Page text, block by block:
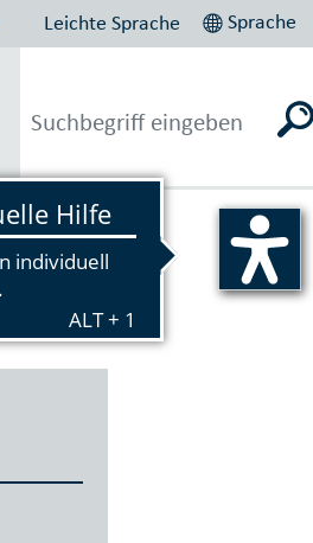
Leichte Sprache Sprache